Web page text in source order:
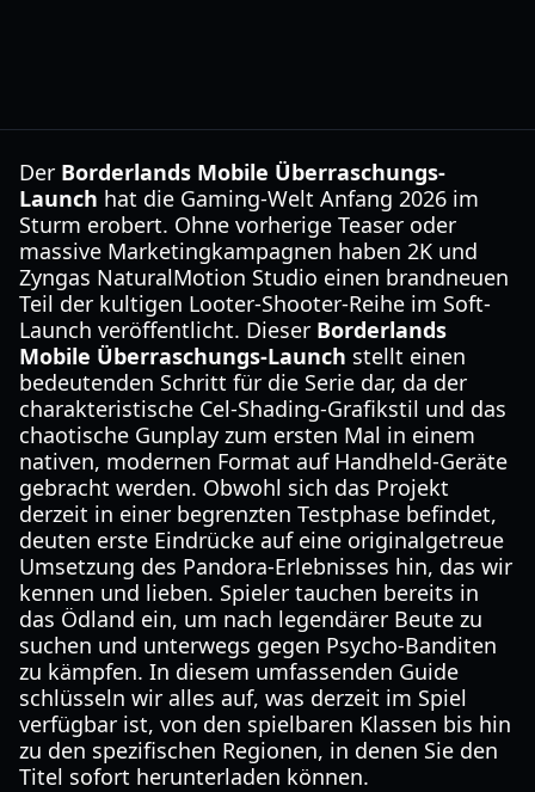
Der Borderlands Mobile Überraschungs-
Launch hat die Gaming-Welt Anfang 2026 im
Sturm erobert. Ohne vorherige Teaser oder
massive Marketingkampagnen haben 2K und
Zyngas NaturalMotion Studio einen brandneuen
Teil der kultigen Looter-Shooter-Reihe im Soft-
Launch veröffentlicht. Dieser Borderlands
Mobile Überraschungs-Launch stellt einen
bedeutenden Schritt für die Serie dar, da der
charakteristische Cel-Shading-Grafikstil und das
chaotische Gunplay zum ersten Mal in einem
nativen, modernen Format auf Handheld-Geräte
gebracht werden. Obwohl sich das Projekt
derzeit in einer begrenzten Testphase befindet,
deuten erste Eindrücke auf eine originalgetreue
Umsetzung des Pandora-Erlebnisses hin, das wir
kennen und lieben. Spieler tauchen bereits in
das Ödland ein, um nach legendärer Beute zu
suchen und unterwegs gegen Psycho-Banditen
zu kämpfen. In diesem umfassenden Guide
schlüsseln wir alles auf, was derzeit im Spiel
verfügbar ist, von den spielbaren Klassen bis hin
zu den spezifischen Regionen, in denen Sie den
Titel sofort herunterladen können.